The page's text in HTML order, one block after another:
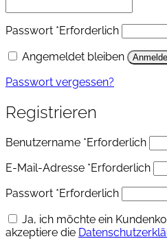
Passwort *Erforderlich
Angemeldet bleiben
Passwort vergessen?
Registrieren
Benutzername *Erforderlich
E-Mail-Adresse *Erforderlich
Passwort *Erforderlich
Ja, ich möchte ein
akzeptiere die